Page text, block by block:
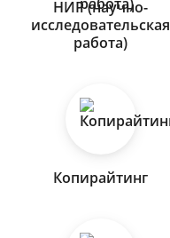
НИР (научно-
исследовательская
работа)
Копирайтинг